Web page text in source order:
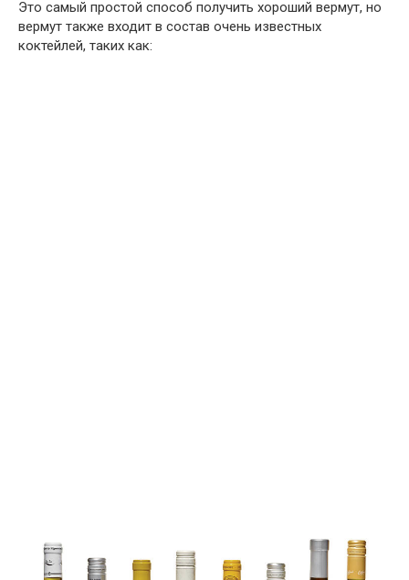
Это самый простой способ получить хороший вермут, но
вермут также входит в состав очень известных
коктейлей, таких как: